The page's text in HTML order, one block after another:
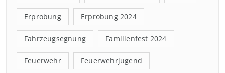
Erprobung Erprobung 2024
Fahrzeugsegnung Familienfest 2024
Feuerwehr Feuerwehrjugend